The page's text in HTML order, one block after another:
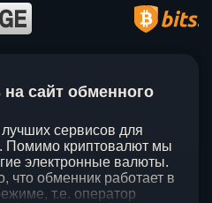
сайт обменного
сервисов для
Помимо криптовалют мы
электронные валюты.
что обменник работает в
т.е. оператор